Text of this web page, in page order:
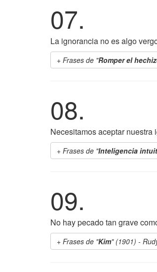
07.
La ignorancia no es algo
Frases de "Romper el
08.
Necesitamos aceptar
Frases de "Inteligencia
09.
No hay pecado tan grave
Frases de "Kim" (1901) -